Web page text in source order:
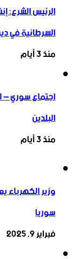
الرئيس الشرع:
السرطانية في
منذ 3 أيام
اجتماع سوري –
البلدين
منذ 3 أيام
وزير الكهرباء
سوريا
فبراير 9, 2025